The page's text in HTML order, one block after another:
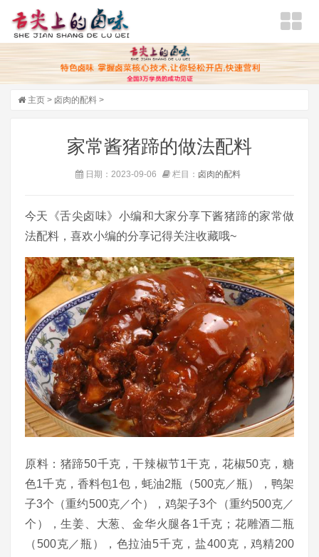
主页 > 卤肉的配料 >
家常酱猪蹄的做法配料
日期：2023-09-06 栏目： 卤肉的配料
今天《舌尖卤味》小编和大家分享下酱猪蹄的家常做
法配料，喜欢小编的分享记得关注收藏哦~
原料：猪蹄50千克，干辣椒节1干克，花椒50克，糖
色1千克，香料包1包，蚝油2瓶（500克／瓶），鸭架
子3个（重约500克／个），鸡架子3个（重约500克／
个），生姜、大葱、金华火腿各1千克；花雕酒二瓶
（500克／瓶），色拉油5千克，盐400克，鸡精200